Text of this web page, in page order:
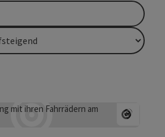
: Obertrauner Radverleih Sportshop